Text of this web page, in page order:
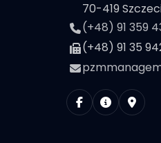
70-419
(+48) 91 359
(+48) 91 35